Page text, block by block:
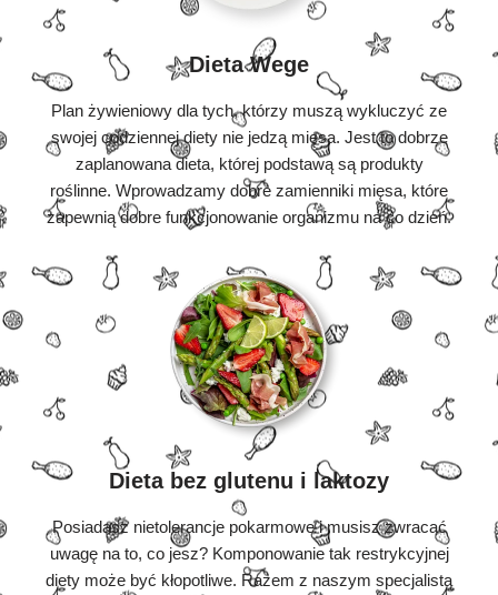
Dieta Wege
Plan żywieniowy dla tych, którzy muszą wykluczyć ze
swojej codziennej diety nie jedzą mięsa. Jest to dobrze
zaplanowana dieta, której podstawą są produkty
roślinne. Wprowadzamy dobre zamienniki mięsa, które
zapewnią dobre funkcjonowanie organizmu na co dzień.
Dieta bez glutenu i laktozy
Posiadasz nietolerancje pokarmowe i musisz zwracać
uwagę na to, co jesz? Komponowanie tak restrykcyjnej
diety może być kłopotliwe. Razem z naszym specjalistą